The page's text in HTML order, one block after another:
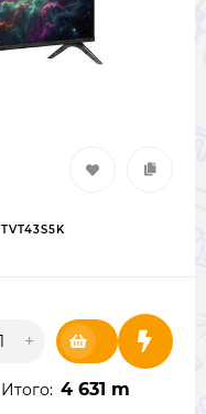
TVT43S5K
+
Итого: 4 631 m